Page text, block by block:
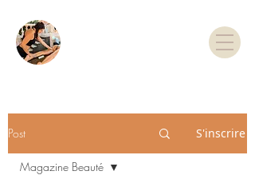
Post S'inscrire
Magazine Beauté